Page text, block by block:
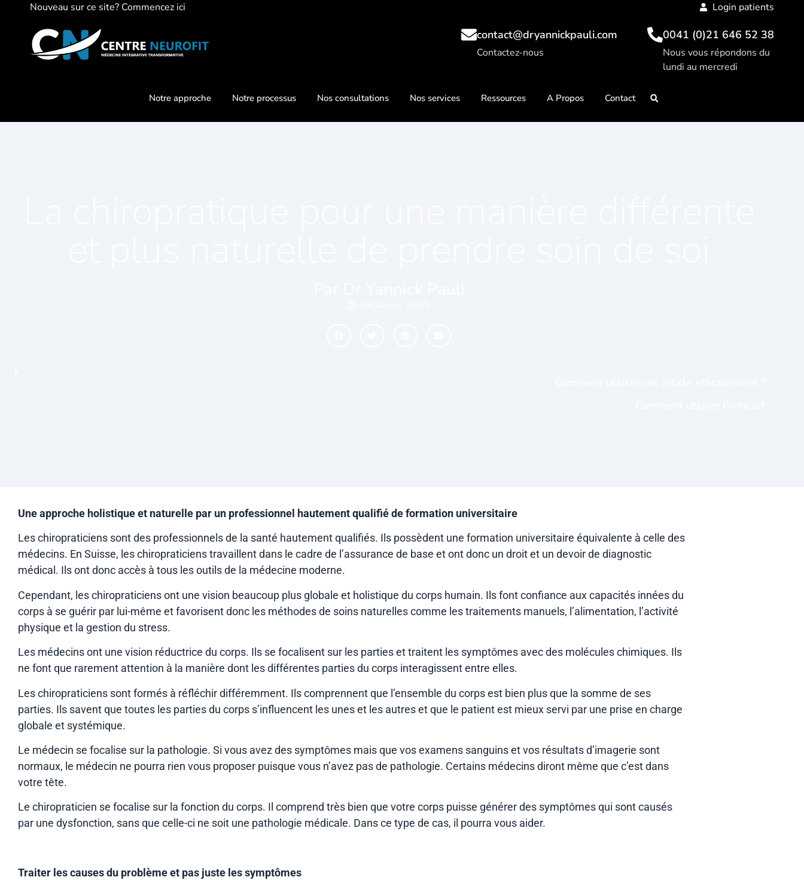
Nouveau sur ce site? Commencez ici Login patients
contact@dryannickpauli.com
Contactez-nous
0041 (0)21 646 52 38
Nous vous répondons du
lundi au mercredi
Notre approche Notre processus Nos consultations Nos services Ressources A Propos Contact
Une approche holistique et naturelle par un professionnel hautement qualifié de formation universitaire
Les chiropraticiens sont des professionnels de la santé hautement qualifiés. Ils possèdent une formation universitaire équivalente à celle des
médecins. En Suisse, les chiropraticiens travaillent dans le cadre de l’assurance de base et ont donc un droit et un devoir de diagnostic
médical. Ils ont donc accès à tous les outils de la médecine moderne.
Cependant, les chiropraticiens ont une vision beaucoup plus globale et holistique du corps humain. Ils font confiance aux capacités innées du
corps à se guérir par lui-même et favorisent donc les méthodes de soins naturelles comme les traitements manuels, l’alimentation, l’activité
physique et la gestion du stress.
Les médecins ont une vision réductrice du corps. Ils se focalisent sur les parties et traitent les symptômes avec des molécules chimiques. Ils
ne font que rarement attention à la manière dont les différentes parties du corps interagissent entre elles.
Les chiropraticiens sont formés à réfléchir différemment. Ils comprennent que l’ensemble du corps est bien plus que la somme de ses
parties. Ils savent que toutes les parties du corps s’influencent les unes et les autres et que le patient est mieux servi par une prise en charge
globale et systémique.
Le médecin se focalise sur la pathologie. Si vous avez des symptômes mais que vos examens sanguins et vos résultats d’imagerie sont
normaux, le médecin ne pourra rien vous proposer puisque vous n’avez pas de pathologie. Certains médecins diront même que c’est dans
votre tête.
Le chiropraticien se focalise sur la fonction du corps. Il comprend très bien que votre corps puisse générer des symptômes qui sont causés
par une dysfonction, sans que celle-ci ne soit une pathologie médicale. Dans ce type de cas, il pourra vous aider.
Traiter les causes du problème et pas juste les symptômes